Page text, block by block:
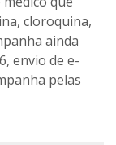
cloroquina,
ainda
envio de e-
pelas